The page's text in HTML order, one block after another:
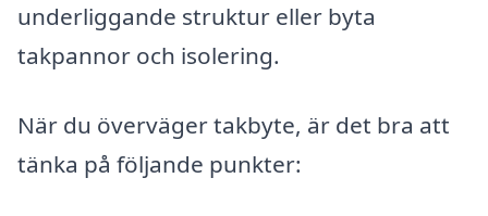
underliggande struktur eller byta
takpannor och isolering.
När du överväger takbyte, är det bra att
tänka på följande punkter: